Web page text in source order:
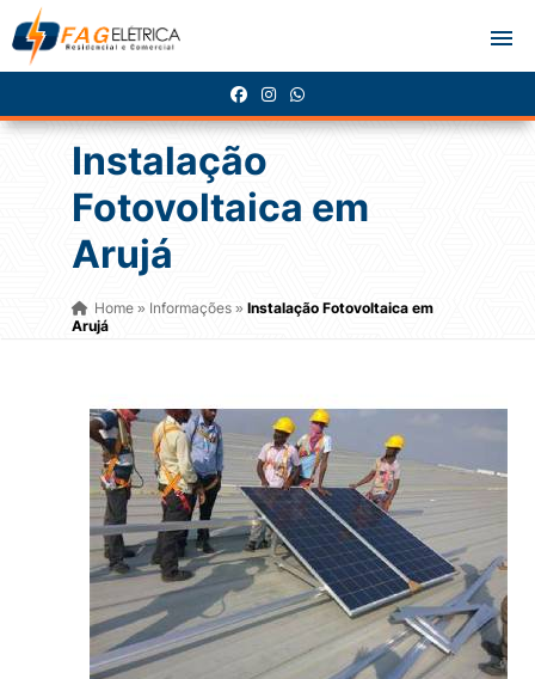
Instalação
Fotovoltaica em
Arujá
Home» Informações » Instalação Fotovoltaica em
Arujá